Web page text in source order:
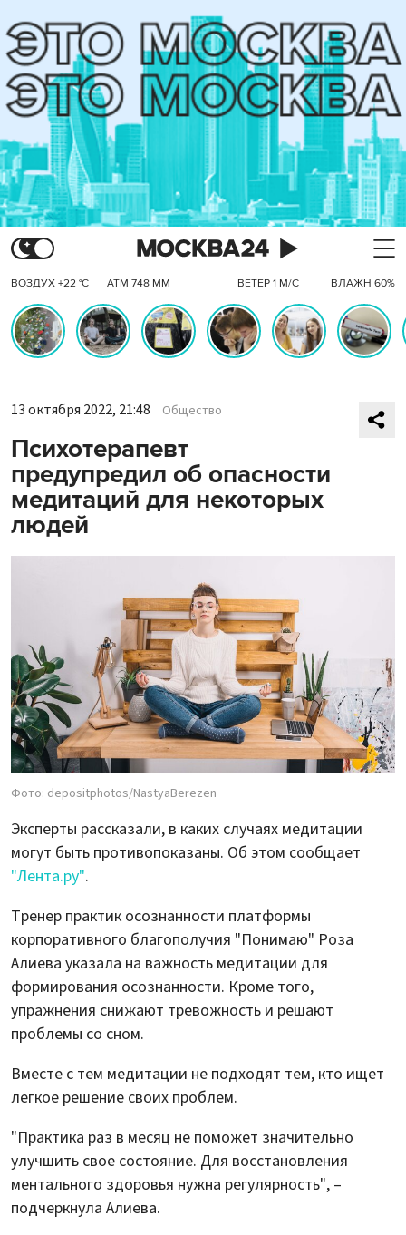
ВОЗДУХ +22 °C АТМ 748 ММ ВЕТЕР 1 М/С ВЛАЖН 60%
13 октября 2022, 21:48 Общество
Психотерапевт
предупредил об опасности
медитаций для некоторых
людей
Фото: depositphotos/NastyaBerezen
Эксперты рассказали, в каких случаях медитации
могут быть противопоказаны. Об этом сообщает
"Лента.ру".
Тренер практик осознанности платформы
корпоративного благополучия "Понимаю" Роза
Алиева указала на важность медитации для
формирования осознанности. Кроме того,
упражнения снижают тревожность и решают
проблемы со сном.
Вместе с тем медитации не подходят тем, кто ищет
легкое решение своих проблем.
"Практика раз в месяц не поможет значительно
улучшить свое состояние. Для восстановления
ментального здоровья нужна регулярность", –
подчеркнула Алиева.